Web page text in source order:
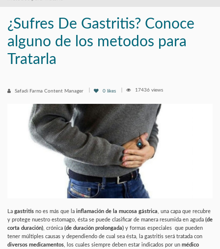
¿Sufres De Gastritis? Conoce
alguno de los metodos para
Tratarla
Safadi Farma Content Manager 0 likes 17436 views
La gastritis no es más que la inflamación de la mucosa gástrica
una capa que recubre
y protege nuestro estomago, ésta se puede clasificar de manera resumida en aguda (de
corta duración) , crónica (de duración prolongada) y formas especiales que pueden
tener múltiples causas y dependiendo de cual sea ésta, la gastritis será tratada con
diversos medicamentos , los cuales siempre deben estar indicados por un médico